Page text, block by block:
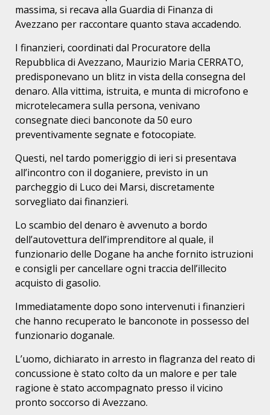
massima, si recava alla Guardia di Finanza di
Avezzano per raccontare quanto stava accadendo.
I finanzieri, coordinati dal Procuratore della
Repubblica di Avezzano, Maurizio Maria CERRATO,
predisponevano un blitz in vista della consegna del
denaro. Alla vittima, istruita, e munta di microfono e
microtelecamera sulla persona, venivano
consegnate dieci banconote da 50 euro
preventivamente segnate e fotocopiate.
Questi, nel tardo pomeriggio di ieri si presentava
all’incontro con il doganiere, previsto in un
parcheggio di Luco dei Marsi, discretamente
sorvegliato dai finanzieri.
Lo scambio del denaro è avvenuto a bordo
dell’autovettura dell’imprenditore al quale, il
funzionario delle Dogane ha anche fornito istruzioni
e consigli per cancellare ogni traccia dell’illecito
acquisto di gasolio.
Immediatamente dopo sono intervenuti i finanzieri
che hanno recuperato le banconote in possesso del
funzionario doganale.
L’uomo, dichiarato in arresto in flagranza del reato di
concussione è stato colto da un malore e per tale
ragione è stato accompagnato presso il vicino
pronto soccorso di Avezzano.